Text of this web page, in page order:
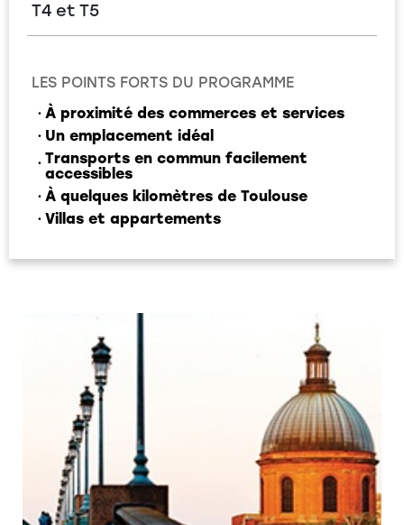
T4 et T5
LES POINTS FORTS DU PROGRAMME
À proximité des commerces et services
Un emplacement idéal
Transports en commun facilement
accessibles
À quelques kilomètres de Toulouse
Villas et appartements